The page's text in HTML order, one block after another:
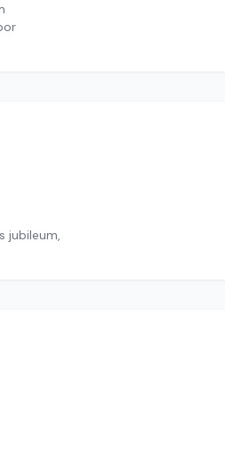
jubileum,